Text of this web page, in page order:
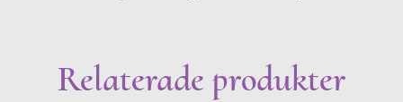
Relaterade produkter